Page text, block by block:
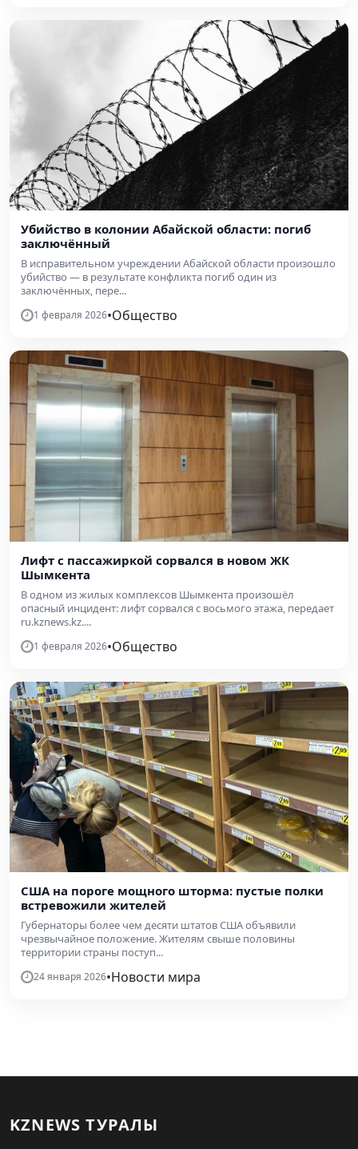
Убийство в колонии Абайской области: погиб
заключённый
В исправительном учреждении Абайской области произошло
убийство — в результате конфликта погиб один из
заключённых, пере...
1 февраля 2026•Общество
Лифт с пассажиркой сорвался в новом ЖК
Шымкента
В одном из жилых комплексов Шымкента произошёл
опасный инцидент: лифт сорвался с восьмого этажа, передает
ru.kznews.kz....
1 февраля 2026•Общество
США на пороге мощного шторма: пустые полки
встревожили жителей
Губернаторы более чем десяти штатов США объявили
чрезвычайное положение. Жителям свыше половины
территории страны поступ...
24 января 2026•Новости мира
KZNEWS ТУРАЛЫ